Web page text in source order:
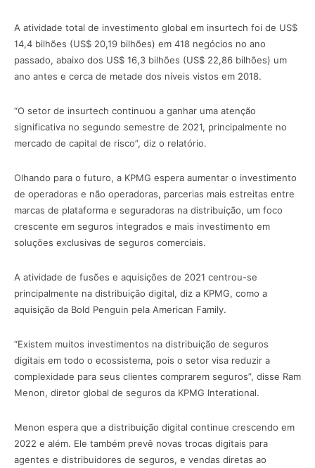
A atividade total de investimento global em insurtech foi de US$
14,4 bilhões (US$ 20,19 bilhões) em 418 negócios no ano
passado, abaixo dos US$ 16,3 bilhões (US$ 22,86 bilhões) um
ano antes e cerca de metade dos níveis vistos em 2018.
“O setor de insurtech continuou a ganhar uma atenção
significativa no segundo semestre de 2021, principalmente no
mercado de capital de risco”, diz o relatório.
Olhando para o futuro, a KPMG espera aumentar o investimento
de operadoras e não operadoras, parcerias mais estreitas entre
marcas de plataforma e seguradoras na distribuição, um foco
crescente em seguros integrados e mais investimento em
soluções exclusivas de seguros comerciais.
A atividade de fusões e aquisições de 2021 centrou-se
principalmente na distribuição digital, diz a KPMG, como a
aquisição da Bold Penguin pela American Family.
“Existem muitos investimentos na distribuição de seguros
digitais em todo o ecossistema, pois o setor visa reduzir a
complexidade para seus clientes comprarem seguros”, disse Ram
Menon, diretor global de seguros da KPMG Interational.
Menon espera que a distribuição digital continue crescendo em
2022 e além. Ele também prevê novas trocas digitais para
agentes e distribuidores de seguros, e vendas diretas ao